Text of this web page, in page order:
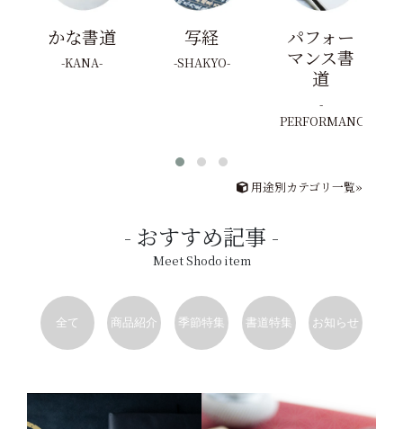
かな書道
KANA
写経
SHAKYO
パフォー
マンス書
道
PERFORMANCE
用途別カテゴリ一覧»
おすすめ記事
Meet Shodo item
全て 商品紹介 季節特集 書道特集 お知らせ